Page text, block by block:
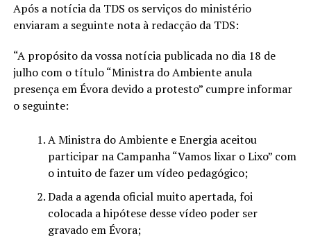
Após a notícia da TDS os serviços do ministério
enviaram a seguinte nota à redacção da TDS:
“A propósito da vossa notícia publicada no dia 18 de
julho com o título “Ministra do Ambiente anula
presença em Évora devido a protesto” cumpre informar
o seguinte:
A Ministra do Ambiente e Energia aceitou
participar na Campanha “Vamos lixar o Lixo” com
o intuito de fazer um vídeo pedagógico;
Dada a agenda oficial muito apertada, foi
colocada a hipótese desse vídeo poder ser
gravado em Évora;